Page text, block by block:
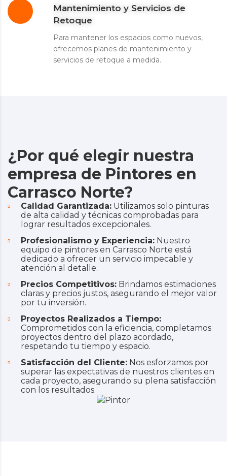
Mantenimiento y Servicios de
Retoque
Para mantener los espacios como nuevos,
ofrecemos planes de mantenimiento y
servicios de retoque a medida.
¿Por qué elegir nuestra
empresa de Pintores en
Carrasco Norte?
Calidad Garantizada: Utilizamos solo pinturas
de alta calidad y técnicas comprobadas para
lograr resultados excepcionales.
Profesionalismo y Experiencia: Nuestro
equipo de pintores en Carrasco Norte está
dedicado a ofrecer un servicio impecable y
atención al detalle.
Precios Competitivos: Brindamos estimaciones
claras y precios justos, asegurando el mejor valor
por tu inversión.
Proyectos Realizados a Tiempo:
Comprometidos con la eficiencia, completamos
proyectos dentro del plazo acordado,
respetando tu tiempo y espacio.
Satisfacción del Cliente: Nos esforzamos por
superar las expectativas de nuestros clientes en
cada proyecto, asegurando su plena satisfacción
con los resultados.